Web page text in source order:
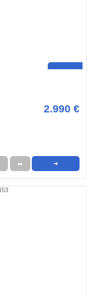
2.990 €
➦ ➜